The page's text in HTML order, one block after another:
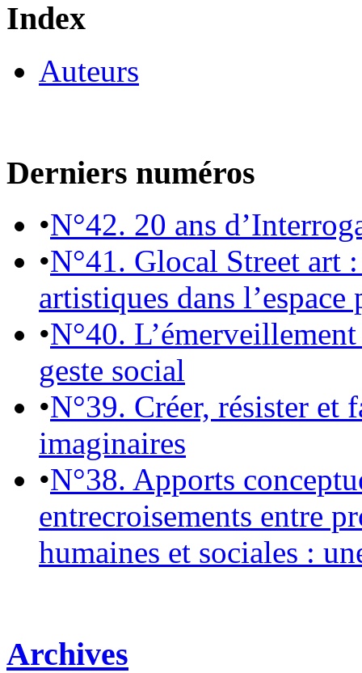
Index
Auteurs
Derniers numéros
•N°42. 20 ans
•N°41. Glocal Street art
artistiques dans l’espace
•N°40.
geste social
•N°39. Créer, résister et
imaginaires
•N°38. Apports
entrecroisements entre
humaines et sociales :
Archives